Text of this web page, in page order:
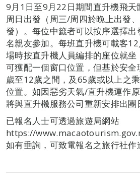
9月1日至9月22日期間直升機飛天
周日出發（周三/周四於晚上出發
發）。每位中籤者可以按序選擇
名親友參加。每班直升機可載客
場時按直升機人員編排的座位就
可獲配一個窗口位置，但基於安
歲至12歲之間，及65歲或以上之
位置。如因惡劣天氣/直升機運作
將與直升機服務公司重新安排出團
已報名人士可透過旅遊局網站
https://
如有垂詢，可致電報名之旅行社作